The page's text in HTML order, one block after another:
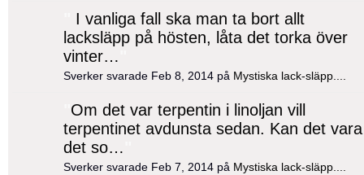
I vanliga fall ska man ta bort allt
lacksläpp på hösten, låta det torka över
vinter…
Sverker svarade Feb 8, 2014 på Mystiska lack-släpp....
Om det var terpentin i linoljan vill
terpentinet avdunsta sedan. Kan det vara
det so…
Sverker svarade Feb 7, 2014 på Mystiska lack-släpp....